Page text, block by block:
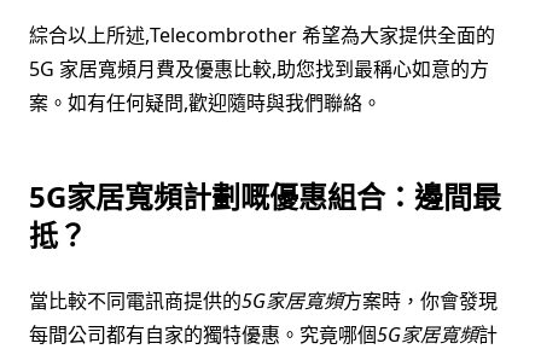
綜合以上所述,Telecombrother 希望為大家提供全面的
5G 家居寬頻月費及優惠比較,助您找到最稱心如意的方
案。如有任何疑問,歡迎隨時與我們聯絡。
5G家居寬頻計劃嘅優惠組合：邊間最
抵？
當比較不同電訊商提供的5G家居寬頻方案時，你會發現
每間公司都有自家的獨特優惠。究竟哪個5G家居寬頻計